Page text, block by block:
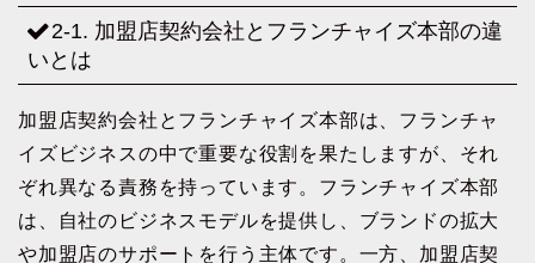
2-1. 加盟店契約会社とフランチャイズ本部の違
いとは
加盟店契約会社とフランチャイズ本部は、フランチャ
イズビジネスの中で重要な役割を果たしますが、それ
ぞれ異なる責務を持っています。フランチャイズ本部
は、自社のビジネスモデルを提供し、ブランドの拡大
や加盟店のサポートを行う主体です。一方、加盟店契